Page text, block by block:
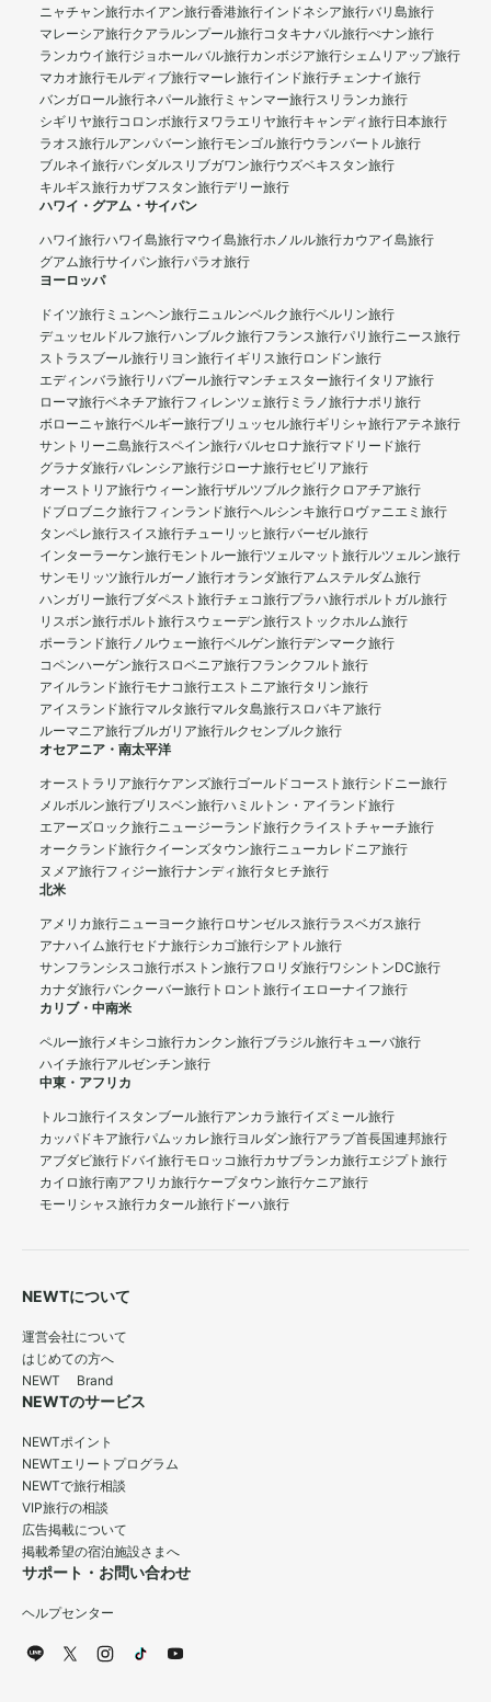
ニャチャン旅行ホイアン旅行香港旅行インドネシア旅行バリ島旅行
マレーシア旅行クアラルンプール旅行コタキナバル旅行ぺナン旅行
ランカウイ旅行ジョホールバル旅行カンボジア旅行シェムリアップ旅行
マカオ旅行モルディブ旅行マーレ旅行インド旅行チェンナイ旅行
バンガロール旅行ネパール旅行 ミャンマー旅行スリランカ旅行
シギリヤ旅行コロンボ旅行ヌワラエリヤ旅行キャンディ旅行日本旅行
ラオス旅行ルアンパバーン旅行モンゴル旅行ウランバートル旅行
ブルネイ旅行バンダルスリブガワン旅行ウズベキスタン旅行
キルギス旅行カザフスタン旅行デリー旅行
ハワイ・グアム・サイパン
ハワイ旅行ハワイ島旅行マウイ島旅行ホノルル旅行カウアイ島旅行
グアム旅行サイパン旅行パラオ旅行
ヨーロッパ
ドイツ旅行 ミュンヘン旅行ニュルンベルク旅行ベルリン旅行
デュッセルドルフ旅行ハンブルク旅行フランス旅行パリ旅行ニース旅行
ストラスブール旅行リヨン旅行イギリス旅行ロンドン旅行
エディンバラ旅行リバプール旅行マンチェスター旅行イタリア旅行
ローマ旅行ベネチア旅行フィレンツェ旅行 ミラノ旅行ナポリ旅行
ボローニャ旅行ベルギー旅行ブリュッセル旅行ギリシャ旅行アテネ旅行
サントリーニ島旅行スペイン旅行バルセロナ旅行マドリード旅行
グラナダ旅行バレンシア旅行ジローナ旅行セビリア旅行
オーストリア旅行ウィーン旅行ザルツブルク旅行クロアチア旅行
ドブロブニク旅行フィンランド旅行ヘルシンキ旅行ロヴァニエミ旅行
タンペレ旅行スイス旅行チューリッヒ旅行バーゼル旅行
インターラーケン旅行モントルー旅行ツェルマット旅行ルツェルン旅行
サンモリッツ旅行ルガーノ旅行オランダ旅行アムステルダム旅行
ハンガリー旅行ブダペスト旅行チェコ旅行プラハ旅行ポルトガル旅行
リスボン旅行ポルト旅行スウェーデン旅行ストックホルム旅行
ポーランド旅行ノルウェー旅行ベルゲン旅行デンマーク旅行
コペンハーゲン旅行スロベニア旅行フランクフルト旅行
アイルランド旅行モナコ旅行エストニア旅行タリン旅行
アイスランド旅行マルタ旅行マルタ島旅行スロバキア旅行
ルーマニア旅行ブルガリア旅行ルクセンブルク旅行
オセアニア・南太平洋
オーストラリア旅行ケアンズ旅行ゴールドコースト旅行シドニー旅行
メルボルン旅行ブリスベン旅行ハミルトン・アイランド旅行
エアーズロック旅行ニュージーランド旅行クライストチャーチ旅行
オークランド旅行クイーンズタウン旅行ニューカレドニア旅行
ヌメア旅行フィジー旅行ナンディ旅行タヒチ旅行
北米
アメリカ旅行ニューヨーク旅行ロサンゼルス旅行ラスベガス旅行
アナハイム旅行セドナ旅行シカゴ旅行シアトル旅行
サンフランシスコ旅行ボストン旅行フロリダ旅行ワシントンDC旅行
カナダ旅行バンクーバー旅行 トロント旅行イエローナイフ旅行
カリブ・中南米
ペルー旅行メキシコ旅行カンクン旅行ブラジル旅行キューバ旅行
ハイチ旅行アルゼンチン旅行
中東・アフリカ
トルコ旅行イスタンブール旅行アンカラ旅行イズミール旅行
カッパドキア旅行パムッカレ旅行ヨルダン旅行アラブ首長国連邦旅行
アブダビ旅行 ドバイ旅行モロッコ旅行カサブランカ旅行エジプト旅行
カイロ旅行南アフリカ旅行ケープタウン旅行ケニア旅行
モーリシャス旅行カタール旅行 ドーハ旅行
NEWTについて
運営会社について
はじめての方へ
NEWT Brand
NEWTのサービス
NEWTポイント
NEWTエリートプログラム
NEWTで旅行相談
VIP旅行の相談
広告掲載について
掲載希望の宿泊施設さまへ
サポート・お問い合わせ
ヘルプセンター